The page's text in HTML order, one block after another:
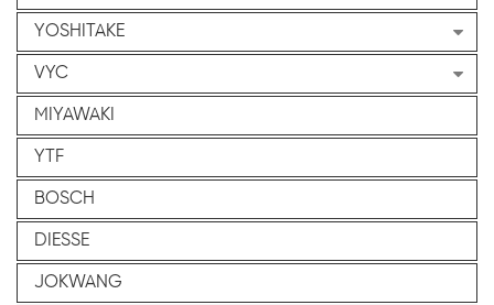
YOSHITAKE
VYC
MIYAWAKI
YTF
BOSCH
DIESSE
JOKWANG